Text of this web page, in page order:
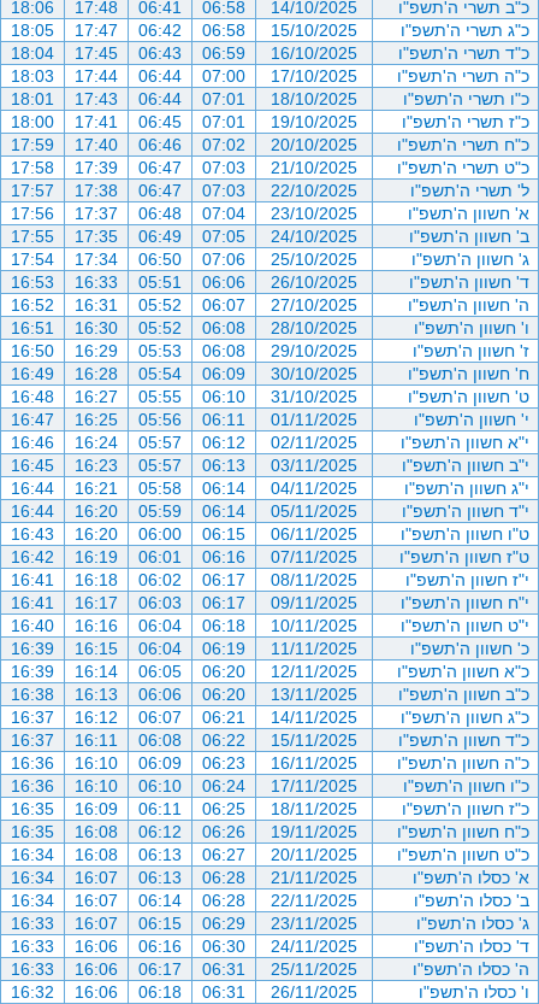
כ"ב תשרי ה'תשפ"ו
14/10/2025
06:58
06:41
17:48
18:06
כ"ג תשרי ה'תשפ"ו
15/10/2025
06:58
06:42
17:47
18:05
כ"ד תשרי ה'תשפ"ו
16/10/2025
06:59
06:43
17:45
18:04
כ"ה תשרי ה'תשפ"ו
17/10/2025
07:00
06:44
17:44
18:03
כ"ו תשרי ה'תשפ"ו
18/10/2025
07:01
06:44
17:43
18:01
כ"ז תשרי ה'תשפ"ו
19/10/2025
07:01
06:45
17:41
18:00
כ"ח תשרי ה'תשפ"ו
20/10/2025
07:02
06:46
17:40
17:59
כ"ט תשרי ה'תשפ"ו
21/10/2025
07:03
06:47
17:39
17:58
ל' תשרי ה'תשפ"ו
22/10/2025
07:03
06:47
17:38
17:57
א' חשוון ה'תשפ"ו
23/10/2025
07:04
06:48
17:37
17:56
ב' חשוון ה'תשפ"ו
24/10/2025
07:05
06:49
17:35
17:55
ג' חשוון ה'תשפ"ו
25/10/2025
07:06
06:50
17:34
17:54
ד' חשוון ה'תשפ"ו
26/10/2025
06:06
05:51
16:33
16:53
ה' חשוון ה'תשפ"ו
27/10/2025
06:07
05:52
16:31
16:52
ו' חשוון ה'תשפ"ו
28/10/2025
06:08
05:52
16:30
16:51
ז' חשוון ה'תשפ"ו
29/10/2025
06:08
05:53
16:29
16:50
ח' חשוון ה'תשפ"ו
30/10/2025
06:09
05:54
16:28
16:49
ט' חשוון ה'תשפ"ו
31/10/2025
06:10
05:55
16:27
16:48
י' חשוון ה'תשפ"ו
01/11/2025
06:11
05:56
16:25
16:47
י"א חשוון ה'תשפ"ו
02/11/2025
06:12
05:57
16:24
16:46
י"ב חשוון ה'תשפ"ו
03/11/2025
06:13
05:57
16:23
16:45
י"ג חשוון ה'תשפ"ו
04/11/2025
06:14
05:58
16:21
16:44
י"ד חשוון ה'תשפ"ו
05/11/2025
06:14
05:59
16:20
16:44
ט"ו חשוון ה'תשפ"ו
06/11/2025
06:15
06:00
16:20
16:43
ט"ז חשוון ה'תשפ"ו
07/11/2025
06:16
06:01
16:19
16:42
י"ז חשוון ה'תשפ"ו
08/11/2025
06:17
06:02
16:18
16:41
י"ח חשוון ה'תשפ"ו
09/11/2025
06:17
06:03
16:17
16:41
י"ט חשוון ה'תשפ"ו
10/11/2025
06:18
06:04
16:16
16:40
כ' חשוון ה'תשפ"ו
11/11/2025
06:19
06:04
16:15
16:39
כ"א חשוון ה'תשפ"ו
12/11/2025
06:20
06:05
16:14
16:39
כ"ב חשוון ה'תשפ"ו
13/11/2025
06:20
06:06
16:13
16:38
כ"ג חשוון ה'תשפ"ו
14/11/2025
06:21
06:07
16:12
16:37
כ"ד חשוון ה'תשפ"ו
15/11/2025
06:22
06:08
16:11
16:37
כ"ה חשוון ה'תשפ"ו
16/11/2025
06:23
06:09
16:10
16:36
כ"ו חשוון ה'תשפ"ו
17/11/2025
06:24
06:10
16:10
16:36
כ"ז חשוון ה'תשפ"ו
18/11/2025
06:25
06:11
16:09
16:35
כ"ח חשוון ה'תשפ"ו
19/11/2025
06:26
06:12
16:08
16:35
כ"ט חשוון ה'תשפ"ו
20/11/2025
06:27
06:13
16:08
16:34
א' כסלו ה'תשפ"ו
21/11/2025
06:28
06:13
16:07
16:34
ב' כסלו ה'תשפ"ו
22/11/2025
06:28
06:14
16:07
16:34
ג' כסלו ה'תשפ"ו
23/11/2025
06:29
06:15
16:07
16:33
ד' כסלו ה'תשפ"ו
24/11/2025
06:30
06:16
16:06
16:33
ה' כסלו ה'תשפ"ו
25/11/2025
06:31
06:17
16:06
16:33
ו' כסלו ה'תשפ"ו
26/11/2025
06:31
06:18
16:06
16:32